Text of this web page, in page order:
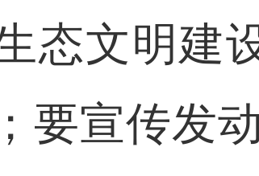
态文明建
要宣传发